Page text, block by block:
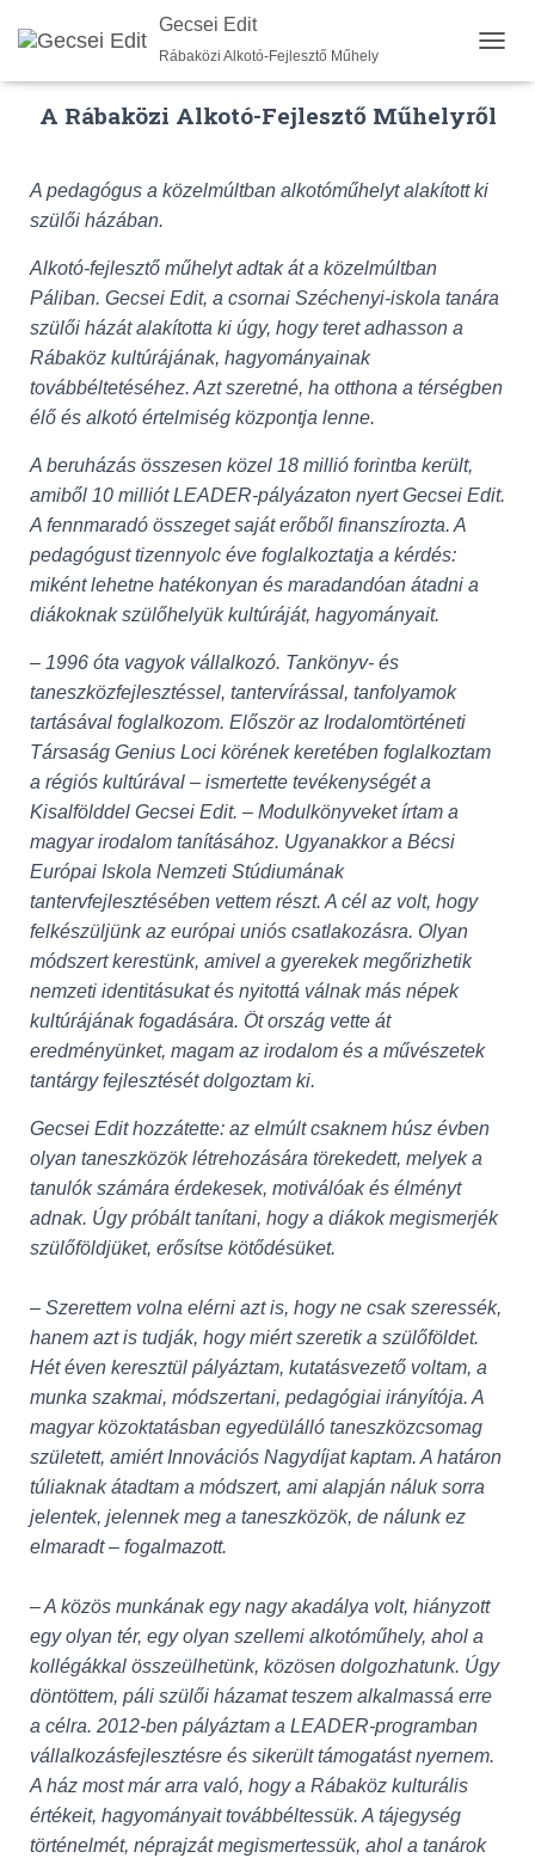
Gecsei Edit
Rábaközi Alkotó-Fejlesztő Műhely
A
V
I
-
K
S
A Rábaközi Alkotó-Fejlesztő Műhelyről
A pedagógus a közelmúltban alkotóműhelyt alakított ki
szülői házában.
Alkotó-fejlesztő műhelyt adtak át a közelmúltban
Páliban. Gecsei Edit, a csornai Széchenyi-iskola tanára
szülői házát alakította ki úgy, hogy teret adhasson a
Rábaköz kultúrájának, hagyományainak
továbbéltetéséhez. Azt szeretné, ha otthona a térségben
élő és alkotó értelmiség központja lenne.
A beruházás összesen közel 18 millió forintba került,
amiből 10 milliót LEADER-pályázaton nyert Gecsei Edit.
A fennmaradó összeget saját erőből finanszírozta. A
pedagógust tizennyolc éve foglalkoztatja a kérdés:
miként lehetne hatékonyan és maradandóan átadni a
diákoknak szülőhelyük kultúráját, hagyományait.
– 1996 óta vagyok vállalkozó. Tankönyv- és
taneszközfejlesztéssel, tantervírással, tanfolyamok
tartásával foglalkozom. Először az Irodalomtörténeti
Társaság Genius Loci körének keretében foglalkoztam
a régiós kultúrával – ismertette tevékenységét a
Kisalfölddel Gecsei Edit. – Modulkönyveket írtam a
magyar irodalom tanításához. Ugyanakkor a Bécsi
Európai Iskola Nemzeti Stúdiumának
tantervfejlesztésében vettem részt. A cél az volt, hogy
felkészüljünk az európai uniós csatlakozásra. Olyan
módszert kerestünk, amivel a gyerekek megőrizhetik
nemzeti identitásukat és nyitottá válnak más népek
kultúrájának fogadására. Öt ország vette át
eredményünket, magam az irodalom és a művészetek
tantárgy fejlesztését dolgoztam ki.
Gecsei Edit hozzátette: az elmúlt csaknem húsz évben
olyan taneszközök létrehozására törekedett, melyek a
tanulók számára érdekesek, motiválóak és élményt
adnak. Úgy próbált tanítani, hogy a diákok megismerjék
szülőföldjüket, erősítse kötődésüket.
– Szerettem volna elérni azt is, hogy ne csak szeressék,
hanem azt is tudják, hogy miért szeretik a szülőföldet.
Hét éven keresztül pályáztam, kutatásvezető voltam, a
munka szakmai, módszertani, pedagógiai irányítója. A
magyar közoktatásban egyedülálló taneszközcsomag
született, amiért Innovációs Nagydíjat kaptam. A határon
túliaknak átadtam a módszert, ami alapján náluk sorra
jelentek, jelennek meg a taneszközök, de nálunk ez
elmaradt – fogalmazott.
– A közös munkának egy nagy akadálya volt, hiányzott
egy olyan tér, egy olyan szellemi alkotóműhely, ahol a
kollégákkal összeülhetünk, közösen dolgozhatunk. Úgy
döntöttem, páli szülői házamat teszem alkalmassá erre
a célra. 2012-ben pályáztam a LEADER-programban
vállalkozásfejlesztésre és sikerült támogatást nyernem.
A ház most már arra való, hogy a Rábaköz kulturális
értékeit, hagyományait továbbéltessük. A tájegység
történelmét, néprajzát megismertessük, ahol a tanárok